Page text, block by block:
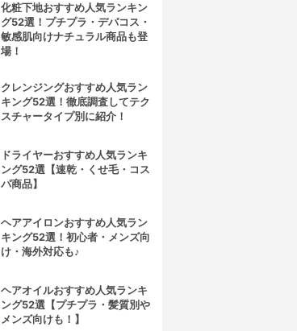
化粧下地おすすめ人気ランキン
グ52選！プチプラ・デパコス・
敏感肌向けナチュラル商品も登
場！
クレンジングおすすめ人気ラン
キング52選！徹底調査してテク
スチャータイプ別に紹介！
ドライヤーおすすめ人気ランキ
ング52選【速乾・くせ毛・コス
パ商品】
ヘアアイロンおすすめ人気ラン
キング52選！初心者・メンズ向
け・海外対応も♪
ヘアオイルおすすめ人気ランキ
ング52選【プチプラ・髪質別や
メンズ向けも！】